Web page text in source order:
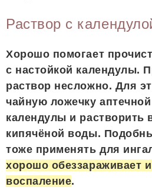
Раствор с
Хорошо помогает
с настойкой календулы.
раствор несложно. Для
чайную ложечку
календулы и растворить
кипячёной воды.
тоже применять для
хорошо обеззараживает
воспаление.